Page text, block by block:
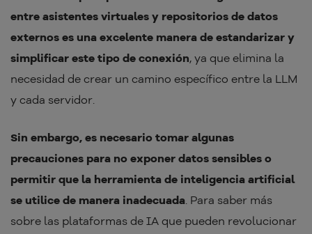
entre asistentes virtuales y repositorios de datos
externos es una excelente manera de estandarizar y
simplificar este tipo de conexión, ya que elimina la
necesidad de crear un camino específico entre la LLM
y cada servidor.
Sin embargo, es necesario tomar algunas
precauciones para no exponer datos sensibles o
permitir que la herramienta de inteligencia artificial
se utilice de manera inadecuada. Para saber más
sobre las plataformas de IA que pueden revolucionar